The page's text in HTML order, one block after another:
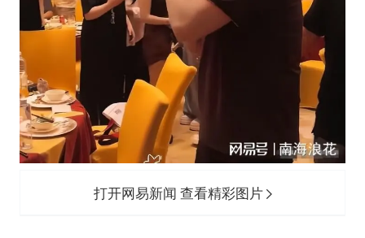
打开网易新闻 查看精彩图片